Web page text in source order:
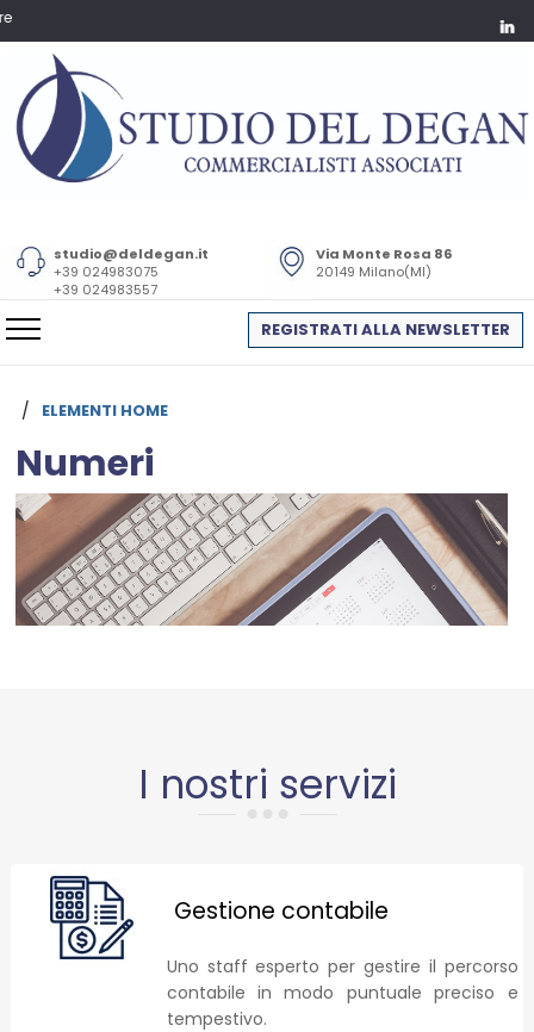
Via Monte Rosa 86
20149 Milano(MI)
studio@deldegan.it
+39 024983075
+39 024983557
REGISTRATI ALLA NEWSLETTER
/ ELEMENTI HOME
Numeri
I nostri servizi
Gestione contabile
Uno staff esperto per gestire il percorso
contabile in modo puntuale preciso e
tempestivo.